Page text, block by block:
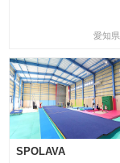
愛知県
SPOLAVA